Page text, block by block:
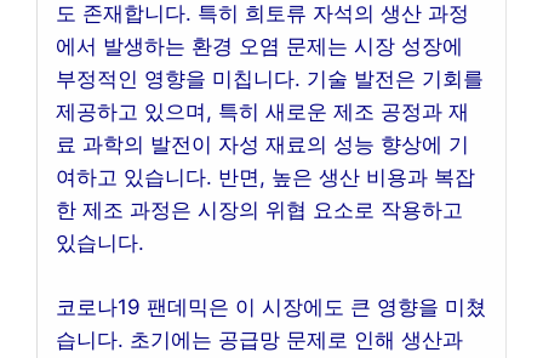
도 존재합니다. 특히 희토류 자석의 생산 과정
에서 발생하는 환경 오염 문제는 시장 성장에
부정적인 영향을 미칩니다. 기술 발전은 기회를
제공하고 있으며, 특히 새로운 제조 공정과 재
료 과학의 발전이 자성 재료의 성능 향상에 기
여하고 있습니다. 반면, 높은 생산 비용과 복잡
한 제조 과정은 시장의 위협 요소로 작용하고
있습니다.
코로나19 팬데믹은 이 시장에도 큰 영향을 미쳤
습니다. 초기에는 공급망 문제로 인해 생산과